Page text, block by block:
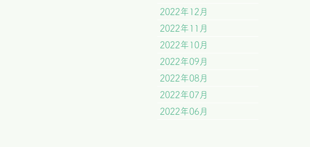
2022年12月
2022年11月
2022年10月
2022年09月
2022年08月
2022年07月
2022年06月